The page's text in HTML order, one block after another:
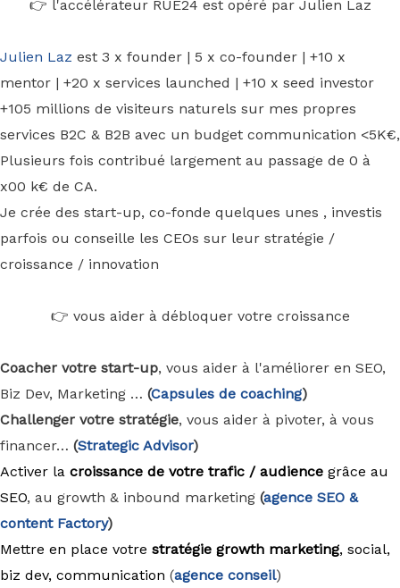
👉 l'accélérateur RUE24 est opéré par Julien Laz
Julien Laz est 3 x founder | 5 x co-founder | +10 x
mentor | +20 x services launched | +10 x seed investor
+105 millions de visiteurs naturels sur mes propres
services B2C & B2B avec un budget communication <5K€,
Plusieurs fois contribué largement au passage de 0 à
x00 k€ de CA.
Je crée des start-up, co-fonde quelques unes , investis
parfois ou conseille les CEOs sur leur stratégie /
croissance / innovation
👉 vous aider à débloquer votre croissance
Coacher votre start-up, vous aider à l'améliorer en SEO,
Biz Dev, Marketing … (Capsules de coaching)
Challenger votre stratégie, vous aider à pivoter, à vous
financer… (Strategic Advisor)
Activer la croissance de votre trafic / audience grâce au
SEO, au growth & inbound marketing (agence SEO &
content Factory)
Mettre en place votre stratégie growth marketing, social,
biz dev, communication (agence conseil)